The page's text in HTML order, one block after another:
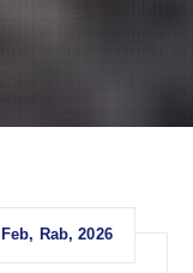
Feb, Rab, 2026